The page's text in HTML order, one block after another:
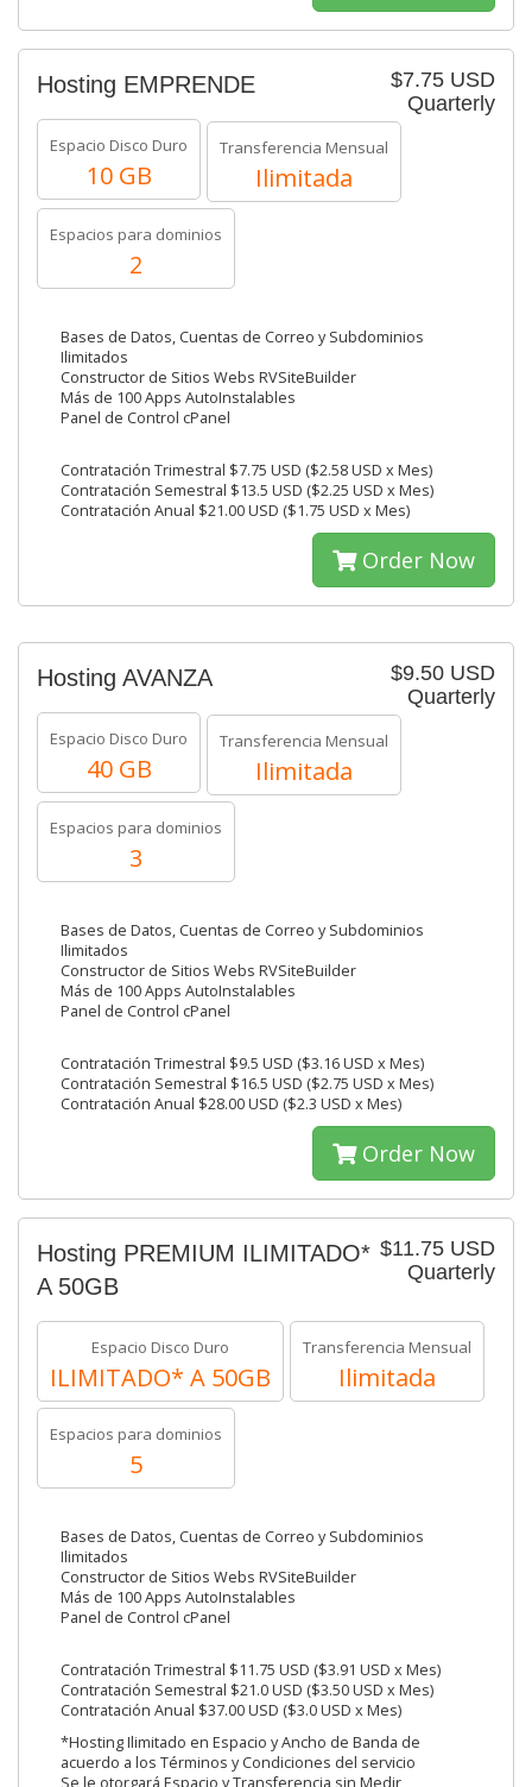
$7.75 USD
Quarterly
Hosting EMPRENDE
Espacio Disco Duro
10 GB
Transferencia Mensual
Ilimitada
Espacios para dominios
2
Bases de Datos, Cuentas de Correo y Subdominios
Ilimitados
Constructor de Sitios Webs RVSiteBuilder
Más de 100 Apps AutoInstalables
Panel de Control cPanel
Contratación Trimestral $7.75 USD ($2.58 USD x Mes)
Contratación Semestral $13.5 USD ($2.25 USD x Mes)
Contratación Anual $21.00 USD ($1.75 USD x Mes)
Order Now
$9.50 USD
Quarterly
Hosting AVANZA
Espacio Disco Duro
40 GB
Transferencia Mensual
Ilimitada
Espacios para dominios
3
Bases de Datos, Cuentas de Correo y Subdominios
Ilimitados
Constructor de Sitios Webs RVSiteBuilder
Más de 100 Apps AutoInstalables
Panel de Control cPanel
Contratación Trimestral $9.5 USD ($3.16 USD x Mes)
Contratación Semestral $16.5 USD ($2.75 USD x Mes)
Contratación Anual $28.00 USD ($2.3 USD x Mes)
Order Now
$11.75 USD
Quarterly
Hosting PREMIUM ILIMITADO*
A 50GB
Espacio Disco Duro
ILIMITADO* A 50GB
Transferencia Mensual
Ilimitada
Espacios para dominios
5
Bases de Datos, Cuentas de Correo y Subdominios
Ilimitados
Constructor de Sitios Webs RVSiteBuilder
Más de 100 Apps AutoInstalables
Panel de Control cPanel
Contratación Trimestral $11.75 USD ($3.91 USD x Mes)
Contratación Semestral $21.0 USD ($3.50 USD x Mes)
Contratación Anual $37.00 USD ($3.0 USD x Mes)
*Hosting Ilimitado en Espacio y Ancho de Banda de
acuerdo a los Términos y Condiciones del servicio
Se le otorgará Espacio y Transferencia sin Medir